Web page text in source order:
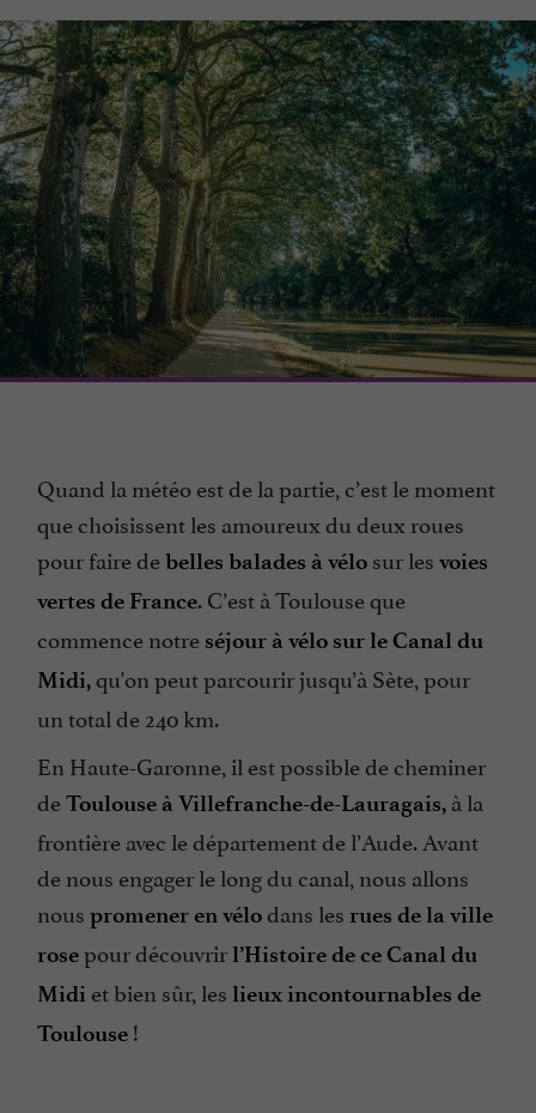
Quand la météo est de la partie, c’est le moment
que choisissent les amoureux du deux roues
pour faire debelles balades à vélo sur les voies
vertes de France. C’est à Toulouse que
commence notre séjour à vélo sur le Canal du
Midi,qu'on peut parcourir jusqu’à Sète, pour
un total de 240 km.
En Haute-Garonne, il est possible de cheminer
deToulouse à Villefranche-de-Lauragais, à la
frontière avec le département de l’Aude. Avant
de nous engager le long du canal, nous allons
nous promener en vélodans les rues de la ville
rosepour découvrirl’Histoire de ce Canal du
Midi et bien sûr, les lieux incontournables de
Toulouse !